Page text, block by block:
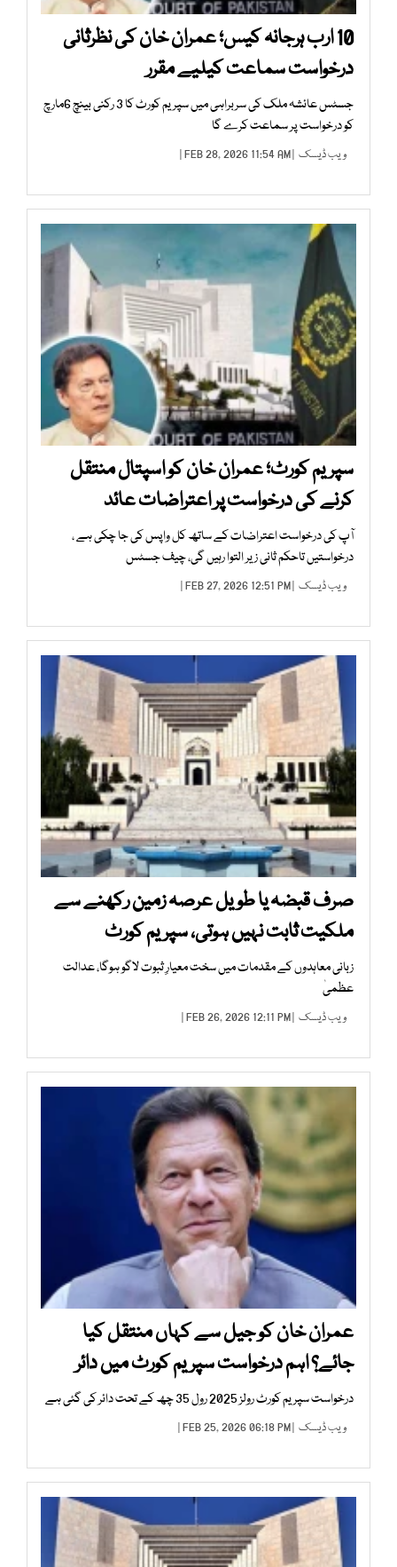
10 ارب ہرجانہ کیس؛ عمران خان کی نظرثانی
درخواست سماعت کیلیے مقرر
جسٹس عائشہ ملک کی سربراہی میں سپریم کورٹ کا 3 رکنی بینچ 6مارچ
کو درخواست پر سماعت کرے گا
ویب ڈیسک | FEB 28, 2026 11:54 AM |
سپریم کورٹ؛ عمران خان کو اسپتال منتقل
کرنے کی درخواست پر اعتراضات عائد
آپ کی درخواست اعتراضات کے ساتھ کل واپس کی جا چکی ہے ،
درخواستیں تاحکم ثانی زیر التوا رہیں گی، چیف جسٹس
ویب ڈیسک | FEB 27, 2026 12:51 PM |
صرف قبضہ یا طویل عرصہ زمین رکھنے سے
ملکیت ثابت نہیں ہوتی، سپریم کورٹ
زبانی معاہدوں کے مقدمات میں سخت معیارِ ثبوت لاگو ہوگا، عدالت
عظمیٰ
ویب ڈیسک | FEB 26, 2026 12:11 PM |
عمران خان کو جیل سے کہاں منتقل کیا
جائے؟ اہم درخواست سپریم کورٹ میں دائر
درخواست سپریم کورٹ رولز 2025 رول 35 چھ کے تحت دائر کی گئی ہے
ویب ڈیسک | FEB 25, 2026 06:18 PM |